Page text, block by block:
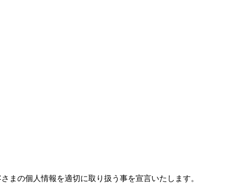
まの個人情報を適切に取り扱う事を宣言いたします。